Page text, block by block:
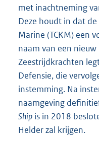
met inachtneming
Deze houdt in dat
Marine (TCKM) een
naam van een
Zeestrijdkrachten
Defensie, die
instemming. Na
naamgeving
Ship is in 2018
Helder zal krijgen.